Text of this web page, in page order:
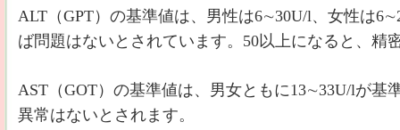
ALT（GPT）の基準値は、男性は6∼30U/l、女性は
ば問題はないとされています。50以上になると、精
AST（GOT）の基準値は、男女ともに13∼33U/lが基
異常はないとされます。